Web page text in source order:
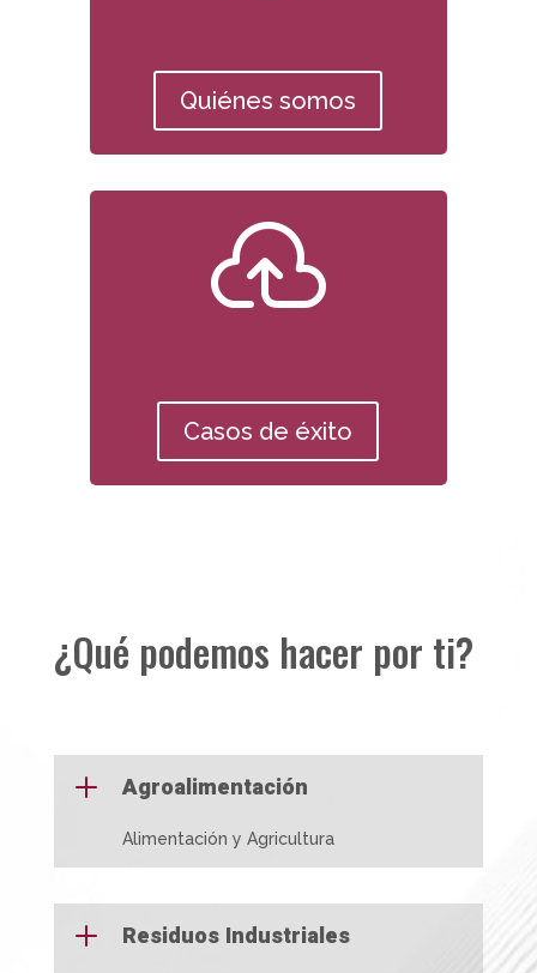
Quiénes somos

Casos de éxito
¿Qué podemos hacer por ti?
L Agroalimentación
Alimentación y Agricultura
L Residuos Industriales